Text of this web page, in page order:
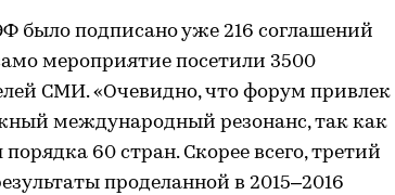
было подписано уже 216 соглашений
мероприятие посетили 3500
СМИ. «Очевидно, что форум привлек
международный резонанс, так как
60 стран. Скорее всего, третий
проделанной в 2015–2016